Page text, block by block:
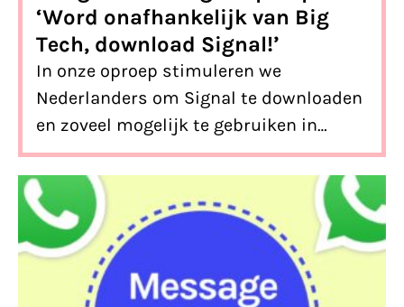
‘Word onafhankelijk van Big
Tech, download Signal!’
In onze oproep stimuleren we
Nederlanders om Signal te downloaden
en zoveel mogelijk te gebruiken in
plaats van Whatsapp. We
beantwoorden graag een aantal
terugkerende vragen.